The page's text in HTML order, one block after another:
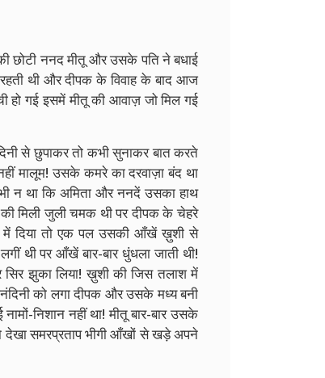
छोटी ननद मीतू और उसके पति ने बधाई
थी और दीपक के विवाह के बाद आज
हो गई इसमें मीतू की आवाज़ जो मिल गई
से छुपाकर तो कभी सुनाकर बात करते
मालूम! उसके कमरे का दरवाज़ा बंद था
न था कि अमिता और ननदें उसका हाथ
मिली जुली चमक थी पर दीपक के चेहरे
में दिया तो एक पल उसकी आँखें ख़ुशी से
थी पर आँखें बार-बार धुंधला जाती थी!
झुका लिया! ख़ुशी की जिस तलाश में
को लगा दीपक और उसके मध्य बनी
निशान नहीं था! मीतू बार-बार उसके
देखा समरप्रताप भीगी आँखों से खड़े अपने